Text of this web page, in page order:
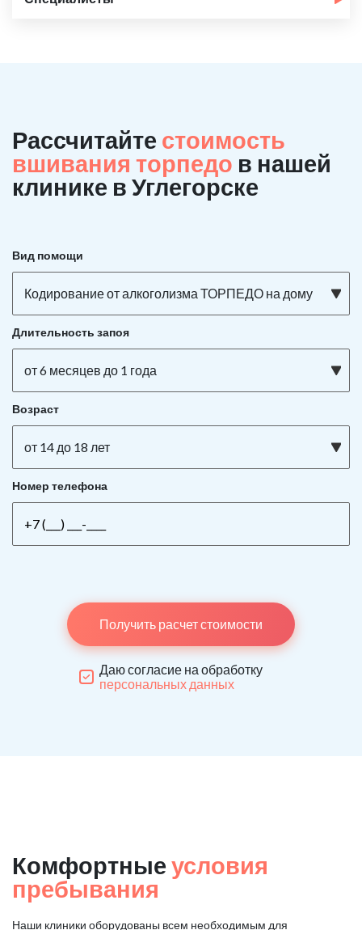
Рассчитайте стоимость
вшивания торпедо в нашей
клинике в Углегорске
Вид помощи
Кодирование от алкоголизма ТОРПЕДО на дому
Длительность запоя
от 6 месяцев до 1 года
Возраст
от 14 до 18 лет
Номер телефона
Получить расчет стоимости
Даю согласие на обработку
персональных данных
Комфортные условия
пребывания
Наши клиники оборудованы всем необходимым для